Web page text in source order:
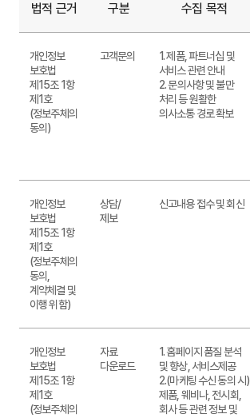
법적 근거 구분 수집 목적
개인정보
보호법
제15조 1항
제1호
(정보주체의
동의)
고객문의
1. 제품, 파트너십 및
서비스 관련 안내
2. 문의사항 및 불만
처리 등 원활한
의사소통 경로 확보
개인정보
보호법
제15조 1항
제1호
(정보주체의
동의,
계약체결 및
이행 위함)
상담/
제보
신고내용 접수 및 회신
개인정보
보호법
제15조 1항
제1호
(정보주체의
자료
다운로드
1. 홈페이지 품질 분석
및 향상, 서비스제공
2.(마케팅 수신 동의 시)
제품, 웨비나, 전시회,
회사 등 관련 정보 및